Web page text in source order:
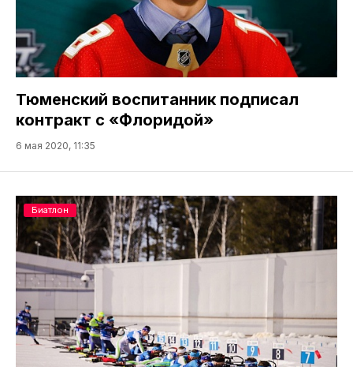
Тюменский воспитанник подписал
контракт с «Флоридой»
6 мая 2020, 11:35
Биатлон